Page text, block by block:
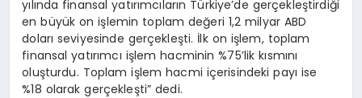
yılında finansal yatırımcıların Türkiye’de gerçekleştirdiği
en büyük on işlemin toplam değeri 1,2 milyar ABD
doları seviyesinde gerçekleşti. İlk on işlem, toplam
finansal yatırımcı işlem hacminin %75’lik kısmını
oluşturdu. Toplam işlem hacmi içerisindeki payı ise
%18 olarak gerçekleşti” dedi.